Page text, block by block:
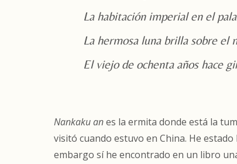
La habitación imperial en el
La hermosa luna brilla sobre el
El viejo de ochenta años hace
Nankaku anes la ermita donde está la
visitó cuando estuvo en China. He
embargo sí he encontrado en un libro